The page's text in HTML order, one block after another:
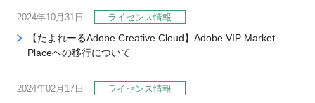
2024年10月31日 ライセンス情報
【たよれーるAdobe Creative Cloud】Adobe VIP Market
Placeへの移行について
2024年02月17日 ライセンス情報